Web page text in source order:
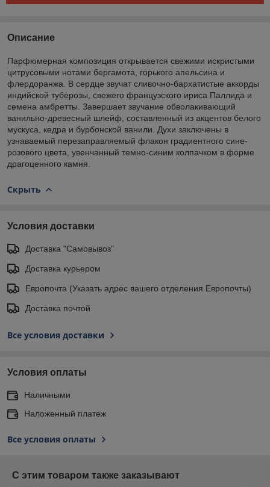
Описание
Парфюмерная композиция открывается свежими искристыми
цитрусовыми нотами бергамота, горького апельсина и
флердоранжа. В сердце звучат сливочно-бархатистые аккорды
индийской туберозы, свежего французского ириса Паллида и
семена амбретты. Завершает звучание обволакивающий
ванильно-древесный шлейф, составленный из акцентов белого
мускуса, кедра и бурбонской ванили. Духи заключены в
узнаваемый перезаправляемый флакон градиентного сине-
розового цвета, увенчанный темно-синим колпачком в форме
драгоценного камня.
Скрыть
Условия доставки
Доставка "Самовывоз"
Доставка курьером
Европочта (Указать адрес вашего отделения Европочты)
Доставка почтой
Все условия доставки
Условия оплаты
Наличными
Наложенный платеж
Все условия оплаты
С этим товаром также заказывают